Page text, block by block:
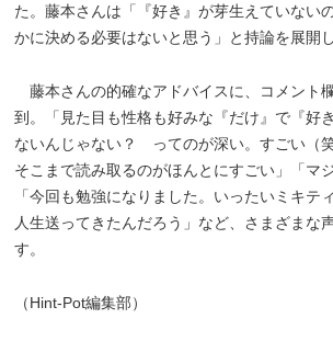
た。藤本さんは「『好き』が芽生えていない
かに決める必要はないと思う」と持論を展開
藤本さんの的確なアドバイスに、コメント
到。「見た目も性格も好みな『だけ』で『好
ないんじゃない？ ってのが深い。すごい（
そこまで読み取るのがほんとにすごい」「マ
「今回も勉強になりました。いったいミキテ
人生送ってきたんだろう」など、さまざまな
す。
（Hint-Pot編集部）